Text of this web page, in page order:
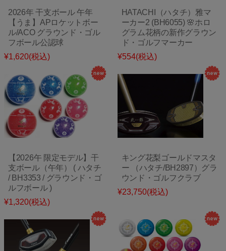
2026年 干支ボール 午年
【うま】APロケットボー
ル/ACO グラウンド・ゴル
フボール公認球
¥1,620(税込)
HATACHI（ハタチ）雅マ
ーカー2 (BH6055) 🌸ホロ
グラム花柄の新作グラウン
ド・ゴルフマーカー
¥554(税込)
【2026午 限定モデル】干
支ボール（午年） ( ハタチ
/ BH3353 / グラウンド・ゴ
ルフボール )
¥1,320(税込)
キング花梨ゴールドマスタ
ー （ハタチ/BH2897）グラ
ウンド・ゴルフクラブ
¥23,750(税込)